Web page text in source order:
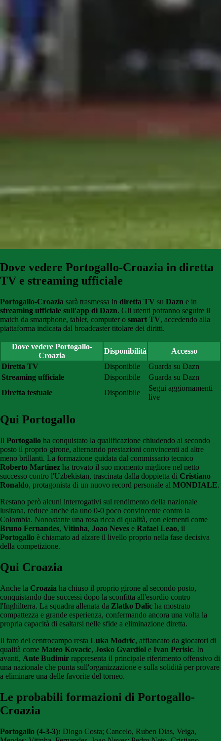
Dove vedere Portogallo-Croazia in diretta
TV e streaming ufficiale
Portogallo-Croazia sarà trasmessa in diretta TV su Dazn e in
streaming ufficiale sull'app di Dazn. Gli utenti potranno seguire il
match da smartphone, tablet, computer o smart TV, accedendo alla
piattaforma indicata dal broadcaster titolare dei diritti.
Dove vedere Portogallo-
Croazia
Disponibilità
Accesso
Diretta TV
Disponibile
Guarda su Dazn
Streaming ufficiale
Disponibile
Guarda su Dazn
Diretta testuale
Disponibile
Segui aggiornamenti
live
Qui Portogallo
Il Portogallo ha conquistato la qualificazione chiudendo al secondo
posto il proprio girone, alternando prestazioni convincenti ad altre
meno brillanti. La formazione guidata dal commissario tecnico
Roberto Martinez ha trovato il suo momento migliore nel netto
successo contro l'Uzbekistan, trascinata dalla doppietta di Cristiano
Ronaldo, protagonista di un nuovo record personale al MONDIALE.
Restano però alcuni interrogativi sul rendimento della nazionale
lusitana, reduce anche da uno 0-0 poco convincente contro la
Colombia. Nonostante una rosa ricca di qualità, con elementi come
Bruno Fernandes, Vitinha, Joao Neves e Rafael Leao, il
Portogallo è chiamato ad alzare il livello proprio nella fase decisiva
della competizione.
Qui Croazia
Anche la Croazia ha chiuso il proprio girone al secondo posto,
conquistando due successi dopo la sconfitta all'esordio contro
l'Inghilterra. La squadra allenata da Zlatko Dalic ha mostrato
compattezza e grande esperienza, confermando ancora una volta la
propria capacità di esaltarsi nelle sfide a eliminazione diretta.
Il faro del centrocampo resta Luka Modric, affiancato da giocatori di
qualità come Mateo Kovacic, Josko Gvardiol e Ivan Perisic. In
avanti, Ante Budimir rappresenta il principale riferimento offensivo di
una nazionale che punta sull'organizzazione e sulla solidità per provare
a eliminare una delle favorite del torneo.
Le probabili formazioni di Portogallo-
Croazia
Portogallo (4-3-3): Diogo Costa; Cancelo, Ruben Dias, Veiga,